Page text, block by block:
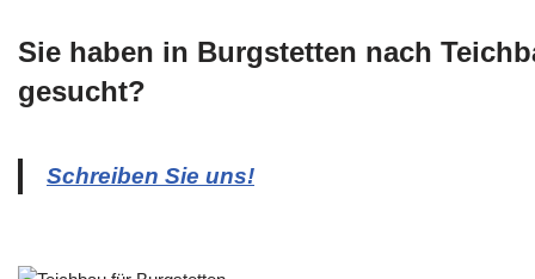
Sie haben in Burgstetten nach
gesucht?
Schreiben Sie uns!